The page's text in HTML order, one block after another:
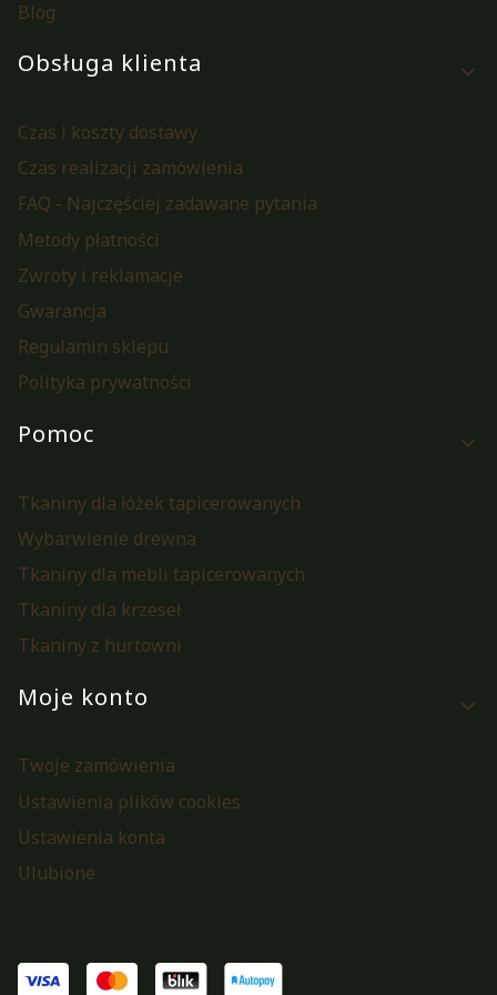
Blog
Obsługa klienta
Czas i koszty dostawy
Czas realizacji zamówienia
FAQ - Najczęściej zadawane pytania
Metody płatności
Zwroty i reklamacje
Gwarancja
Regulamin sklepu
Polityka prywatności
Pomoc
Tkaniny dla łóżek tapicerowanych
Wybarwienie drewna
Tkaniny dla mebli tapicerowanych
Tkaniny dla krzeseł
Tkaniny z hurtowni
Moje konto
Twoje zamówienia
Ustawienia plików cookies
Ustawienia konta
Ulubione